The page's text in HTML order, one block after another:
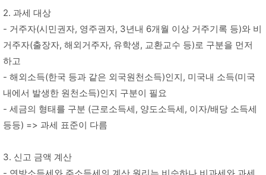
2. 과세 대상
- 거주자(시민권자, 영주권자, 3년내 6개월 이상 거주기록 등)와 비
거주자(출장자, 해외거주자, 유학생, 교환교수 등)로 구분을 먼저
하고
- 해외소득(한국 등과 같은 외국원천소득)인지, 미국내 소득(미국
내에서 발생한 원천소득)인지 구분이 필요
- 세금의 형태를 구분 (근로소득세, 양도소득세, 이자/배당 소득세
등등) => 과세 표준이 다름
3. 신고 금액 계산